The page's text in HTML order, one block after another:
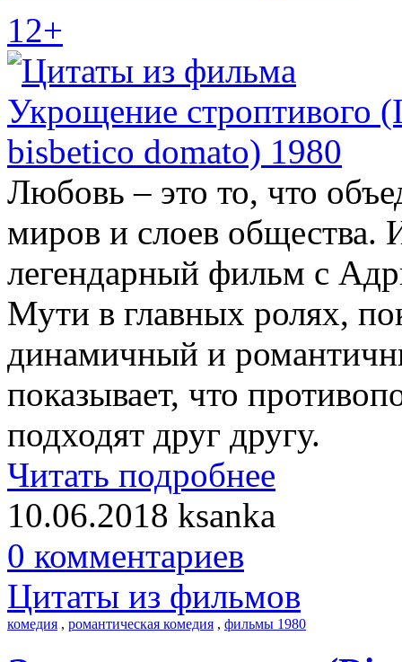
12+
Любовь – это то, что
миров и слоев общества.
легендарный фильм с
Мути в главных ролях,
динамичный и
показывает, что
подходят друг другу.
Читать подробнее
10.06.2018 ksanka
0 комментариев
Цитаты из фильмов
комедия , романтическая комедия , фильмы 1980